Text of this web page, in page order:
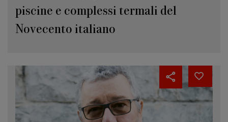
piscine e complessi termali del
Novecento italiano